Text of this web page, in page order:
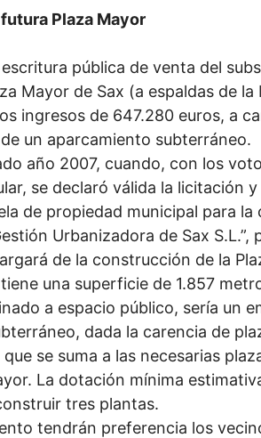
Plaza Mayor
pública de venta del
Mayor de Sax (a espaldas de la
ingresos de 647.280 euros, a
un aparcamiento subterráneo.
año 2007, cuando, con los
se declaró válida la licitación
de propiedad municipal para
Urbanizadora de Sax S.L.”,
de la construcción de la
una superficie de 1.857
a espacio público, sería un
dada la carencia de
se suma a las necesarias
La dotación mínima
tres plantas.
tendrán preferencia los